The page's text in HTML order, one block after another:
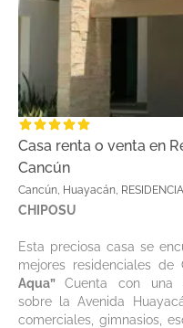
Casa renta o venta en
Cancún
Cancún, Huayacán,
CHIPOSU
Esta preciosa casa se
mejores residenciales de
Aqua” Cuenta con una
sobre la Avenida
comerciales, gimnasios,